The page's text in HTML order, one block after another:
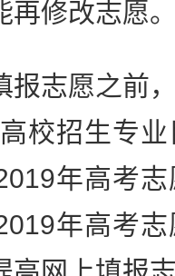
再修改志愿
志愿之前，
校招生专
年高考
年高考